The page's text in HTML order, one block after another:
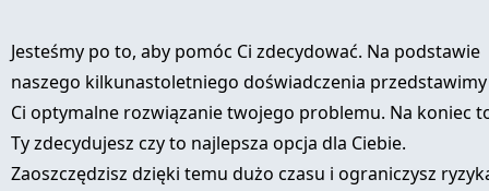
Jesteśmy po to, aby pomóc Ci zdecydować. Na podstawie
naszego kilkunastoletniego doświadczenia przedstawimy
Ci optymalne rozwiązanie twojego problemu. Na koniec
Ty zdecydujesz czy to najlepsza opcja dla Ciebie.
Zaoszczędzisz dzięki temu dużo czasu i ograniczysz